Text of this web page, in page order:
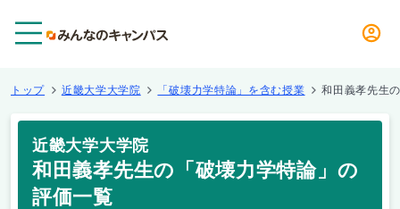
トップ 近畿大学大学院 「破壊力学特論」を含む授業 和田義孝先生
近畿大学大学院
和田義孝先生の「破壊力学特論」の
評価一覧